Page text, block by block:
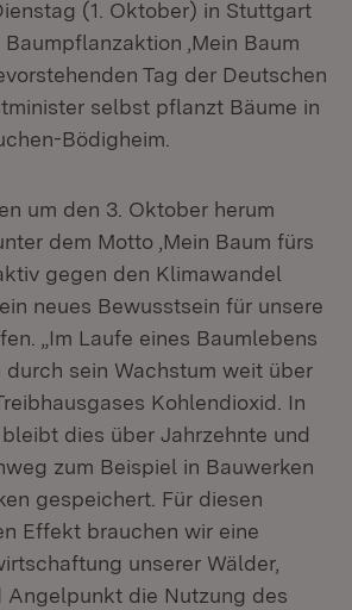
(1. Oktober) in Stuttgart
‚Mein Baum
Tag der Deutschen
selbst pflanzt Bäume in
Bödigheim.
um den 3. Oktober herum
dem Motto ‚Mein Baum fürs
gegen den Klimawandel
neues Bewusstsein für unsere
„Im Laufe eines Baumlebens
durch sein Wachstum weit über
Kohlendioxid. In
dies über Jahrzehnte und
zum Beispiel in Bauwerken
gespeichert. Für diesen
Effekt brauchen wir eine
unserer Wälder,
Angelpunkt die Nutzung des